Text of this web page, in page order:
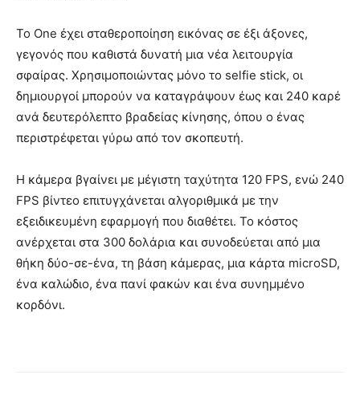
Το One έχει σταθεροποίηση εικόνας σε έξι άξονες,
γεγονός που καθιστά δυνατή μια νέα λειτουργία
σφαίρας. Χρησιμοποιώντας μόνο το selfie stick, οι
δημιουργοί μπορούν να καταγράψουν έως και 240 καρέ
ανά δευτερόλεπτο βραδείας κίνησης, όπου ο ένας
περιστρέφεται γύρω από τον σκοπευτή.
Η κάμερα βγαίνει με μέγιστη ταχύτητα 120 FPS, ενώ 240
FPS βίντεο επιτυγχάνεται αλγοριθμικά με την
εξειδικευμένη εφαρμογή που διαθέτει. Το κόστος
ανέρχεται στα 300 δολάρια και συνοδεύεται από μια
θήκη δύο-σε-ένα, τη βάση κάμερας, μια κάρτα microSD,
ένα καλώδιο, ένα πανί φακών και ένα συνημμένο
κορδόνι.